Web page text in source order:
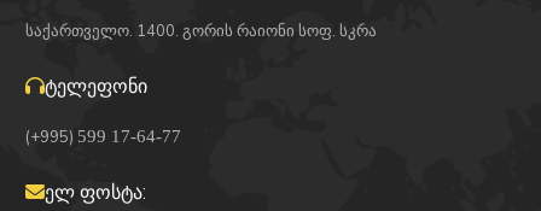
საქართველო. 1400. გორის რაიონი სოფ. სკრა
ტელეფონი
(+995) 599 17-64-77
ელ ფოსტა: